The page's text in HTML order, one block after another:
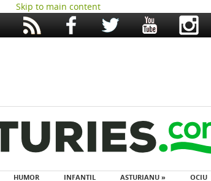
Skip to main content
HUMOR INFANTIL ASTURIANU » OCIU